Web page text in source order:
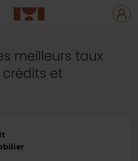
meilleurs taux
crédits et